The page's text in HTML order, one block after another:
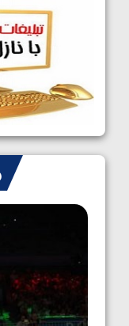
کشتی فرنگی
سوم برای ایران
1405/05/07
ایران چشم به
کشتی فرنگی
1405/05/06
کشتی فرنگی
پنج وزن
1405/05/06